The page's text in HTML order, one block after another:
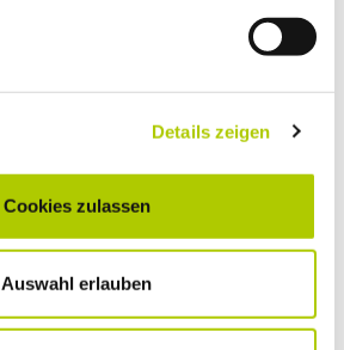
Details zeigen
Cookies zulassen
Auswahl erlauben